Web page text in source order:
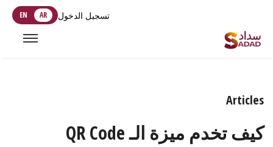
تسجيل الدخول EN AR
Articles
كيف تخدم ميزة الـ QR Code